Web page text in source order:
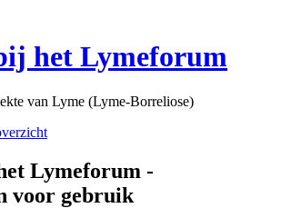
het Lymeforum
van Lyme (Lyme-Borreliose)
Lymeforum -
voor gebruik